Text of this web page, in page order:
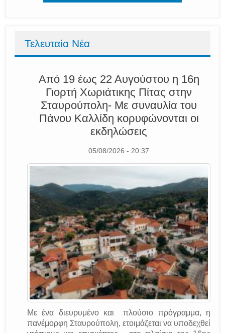
Τελευταία Νέα
Από 19 έως 22 Αυγούστου η 16η
Γιορτή Χωριάτικης Πίτας στην
Σταυρούπολη- Με συναυλία του
Πάνου Καλλίδη κορυφώνονται οι
εκδηλώσεις
05/08/2026 - 20:37
Με ένα διευρυμένο και πλούσιο πρόγραμμα, η
πανέμορφη Σταυρούπολη, ετοιμάζεται να υποδεχθεί